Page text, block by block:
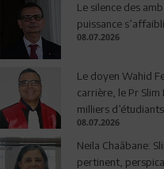
Le silence des
puissance
08.07.2026
Le doyen Wahid
carrière, le Pr
milliers d’étudiants
08.07.2026
Neila Chaâbane:
pertinent,